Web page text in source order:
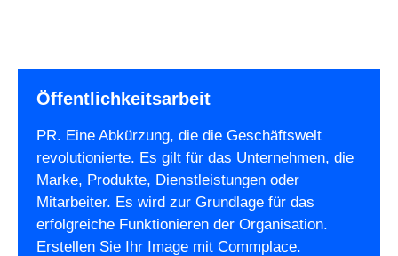
Öffentlichkeitsarbeit
PR. Eine Abkürzung, die die Geschäftswelt
revolutionierte. Es gilt für das Unternehmen, die
Marke, Produkte, Dienstleistungen oder
Mitarbeiter. Es wird zur Grundlage für das
erfolgreiche Funktionieren der Organisation.
Erstellen Sie Ihr Image mit Commplace.